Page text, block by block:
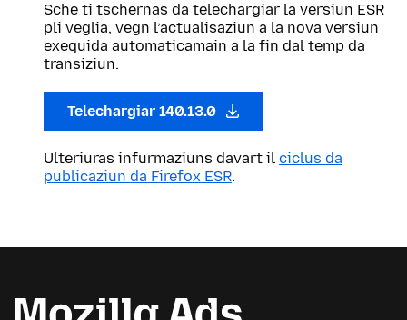
Sche ti tschernas da telechargiar la versiun ESR
pli veglia, vegn l’actualisaziun a la nova versiun
exequida automaticamain a la fin dal temp da
transiziun.
Telechargiar 140.13.0
Ulteriuras infurmaziuns davart il ciclus da
publicaziun da Firefox ESR.